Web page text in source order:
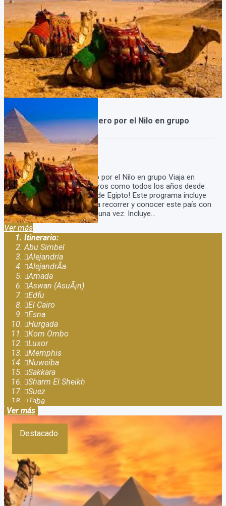
Viaje a Egipto con crucero por el Nilo en grupo
Duración:
15Días13Noches
Viaje a Egipto con crucero por el Nilo en grupo Viaja en
Grupo a Egipto con nosotros como todos los años desde
2012 y descubrí lo mejor de Egipto! Este programa incluye
todo lo que necesitas para recorrer y conocer este país con
el que todos soñamos alguna vez. Incluye...
Ver más
Itinerario:
Abu Simbel
Alejandría
AlejandrÃ­a
Amada
Aswan (AsuÃ¡n)
Edfu
El Cairo
Esna
Hurgada
Kom Ombo
Luxor
Memphis
Nuweiba
Sakkara
Sharm El Sheikh
Suez
Taba
Ver más
Destacado